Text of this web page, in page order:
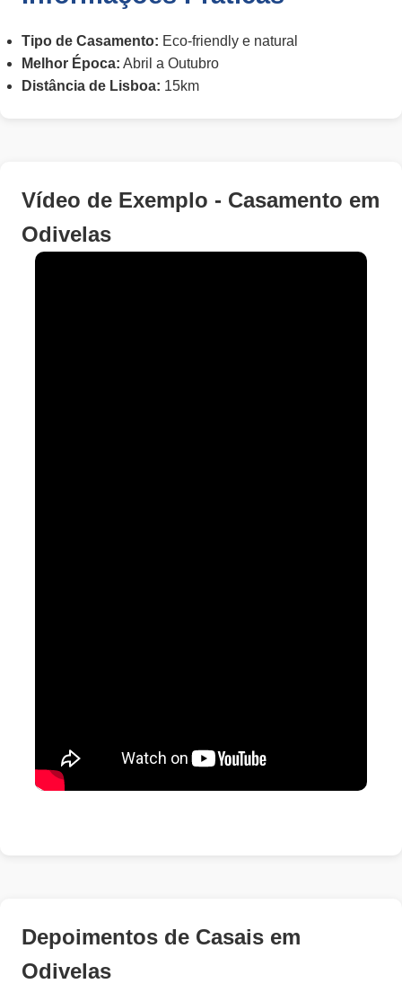
Tipo de Casamento: Eco-friendly e natural
Melhor Época: Abril a Outubro
Distância de Lisboa: 15km
Vídeo de Exemplo - Casamento em
Odivelas
Depoimentos de Casais em
Odivelas